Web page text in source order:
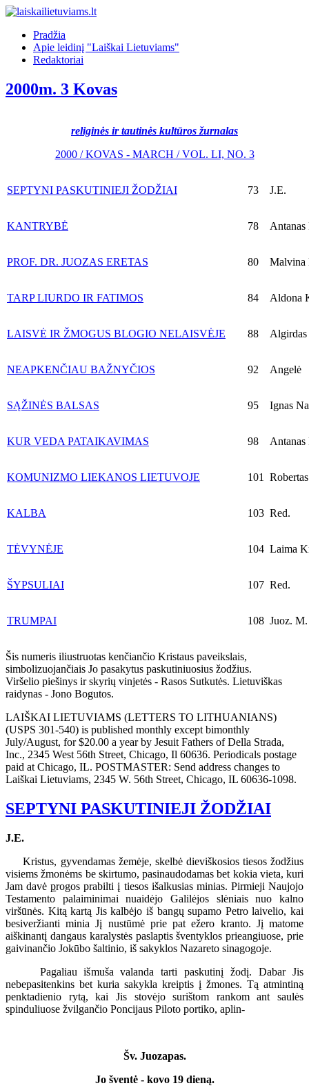
Pradžia
Apie leidinį "Laiškai Lietuviams"
Redaktoriai
2000m. 3 Kovas
religinės ir tautinės kultūros žurnalas
2000 / KOVAS - MARCH / VOL. LI, NO. 3
SEPTYNI PASKUTINIEJI ŽODŽIAI 73 J.E.
KANTRYBĖ 78
PROF. DR. JUOZAS ERETAS 80 Malvina
TARP LIURDO IR FATIMOS 84 Aldona
LAISVĖ IR ŽMOGUS BLOGIO NELAISVĖJE 88 Algirdas
NEAPKENČIAU BAŽNYČIOS 92 Angelė
SĄŽINĖS BALSAS 95 Ignas
KUR VEDA PATAIKAVIMAS 98
KOMUNIZMO LIEKANOS LIETUVOJE 101
KALBA 103 Red.
TĖVYNĖJE 104 Laima
ŠYPSULIAI 107 Red.
TRUMPAI 108 Juoz. M.
Šis numeris iliustruotas kenčiančio Kristaus paveikslais,
simbolizuojančiais Jo pasakytus paskutiniuosius žodžius.
Viršelio piešinys ir skyrių vinjetės - Rasos Sutkutės. Lietuviškas
raidynas - Jono Bogutos.
LAIŠKAI LIETUVIAMS (LETTERS TO LITHUANIANS)
(USPS 301-540) is published monthly except bimonthly
July/August, for $20.00 a year by Jesuit Fathers of Della Strada,
Inc., 2345 West 56th Street, Chicago, Il 60636. Periodicals postage
paid at Chicago, IL. POSTMASTER: Send address changes to
Laiškai Lietuviams, 2345 W. 56th Street, Chicago, IL 60636-1098.
SEPTYNI PASKUTINIEJI ŽODŽIAI
J.E.
Kristus, gyvendamas žemėje, skelbė dieviškosios tiesos žodžius
visiems žmonėms be skirtumo, pasinaudodamas bet kokia vieta, kuri
Jam davėprogos prabilti į tiesos išalkusias minias. Pirmieji Naujojo
Testamento palaiminimai nuaidėjo Galilėjos slėniais nuo kalno
viršūnės. Kitą kartą Jis kalbėjo iš bangų supamo Petro laivelio, kai
besiveržianti minia Jį nustūmė prie pat ežero kranto. Jį matome
aiškinantį dangaus karalystės paslaptis šventyklos prieangiuose, prie
gaivinančio Jokūbo šaltinio, iš sakyklos Nazareto sinagogoje.
Pagaliau išmuša valanda tarti paskutinį žodį. Dabar Jis
nebepasitenkins bet kuria sakykla kreiptis į žmones. Tą atmintiną
penktadienio rytą, kai Jis stovėjo surištom rankom ant saulės
spinduliuose žvilgančio Poncijaus Piloto portiko, aplin-
Šv. Juozapas.
Jo šventė - kovo 19 dieną.